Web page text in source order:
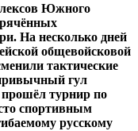
Южного
На несколько дней
общевойсковой
тактические
гул
турнир по
спортивным
русскому